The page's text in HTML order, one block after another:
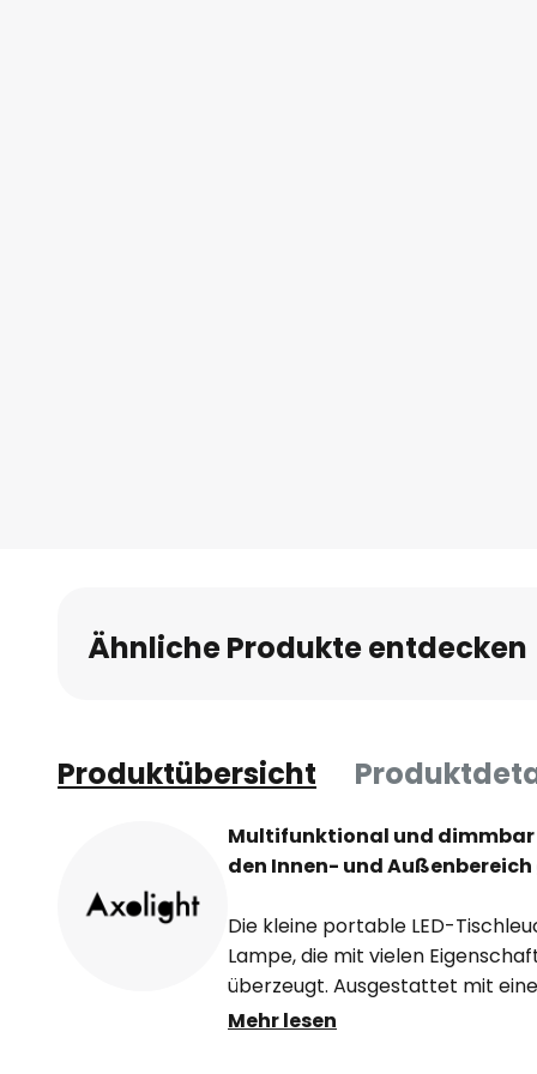
Ähnliche Produkte entdecken
Produktübersicht
Multifunktional und dimmbar
den Innen- und
Die kleine portable LED-
Lampe, die mit vielen
überzeugt. Ausgestattet mit
eleganten Design, kann sie im
Mehr lesen